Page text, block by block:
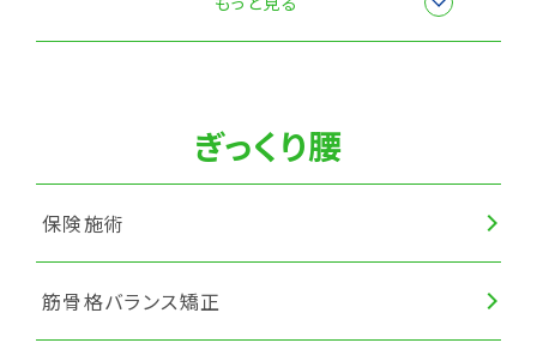
ぎっくり腰
保険施術
筋骨格バランス矯正